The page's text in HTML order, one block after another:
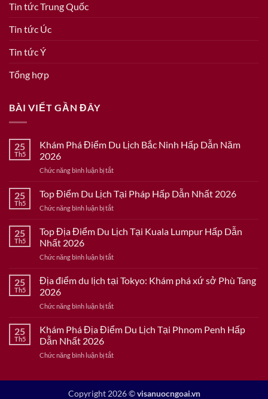
Tin tức Trung Quốc
Tin tức Úc
Tin tức Ý
Tổng hợp
BÀI VIẾT GẦN ĐÂY
25
Th5
Khám Phá Điểm Du Lịch Bắc Ninh Hấp Dẫn Năm
2026
Chức năng bình luận bị tắtở
Phá
Điểm
Du
Bắc
Dẫn
2026
25
Th5
Top Điểm Du Lịch Tại Pháp Hấp Dẫn Nhất 2026
Chức năng bình luận bị tắtở
Điểm
Du
Tại
Hấp
2026
25
Th5
Top Địa Điểm Du Lịch Tại Kuala Lumpur Hấp Dẫn
Nhất 2026
Chức năng bình luận bị tắtở
Địa
Điểm
Lịch
Kuala
Dẫn
25
Th5
Địa điểm du lịch tại Tokyo: Khám phá xứ sở Phù Tang
2026
Chức năng bình luận bị tắtở
điểm
du
tại
xứ
25
Th5
Khám Phá Địa Điểm Du Lịch Tại Phnom Penh Hấp
Dẫn Nhất 2026
Chức năng bình luận bị tắtở
Điểm
Copyright 2026 ©visanuocngoai.vn